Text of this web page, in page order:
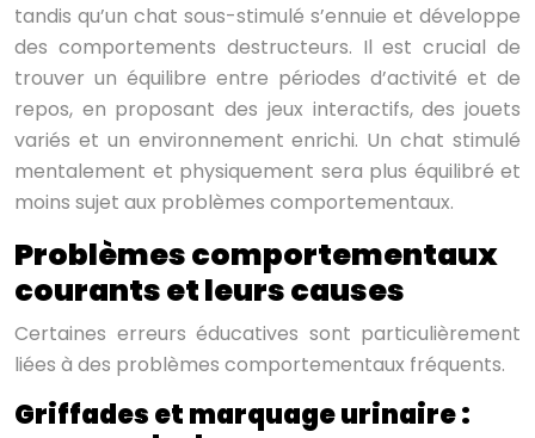
tandis qu’un chat sous-stimulé s’ennuie et développe
des comportements destructeurs. Il est crucial de
trouver un équilibre entre périodes d’activité et de
repos, en proposant des jeux interactifs, des jouets
variés et un environnement enrichi. Un chat stimulé
mentalement et physiquement sera plus équilibré et
moins sujet aux problèmes comportementaux.
Problèmes comportementaux
courants et leurs causes
Certaines erreurs éducatives sont particulièrement
liées à des problèmes comportementaux fréquents.
Griffades et marquage urinaire :